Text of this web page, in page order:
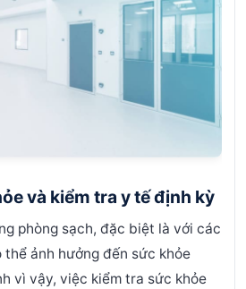
và kiểm tra y tế định kỳ
phòng sạch, đặc biệt là với các
ảnh hưởng đến sức khỏe
vì vậy, việc kiểm tra sức khỏe